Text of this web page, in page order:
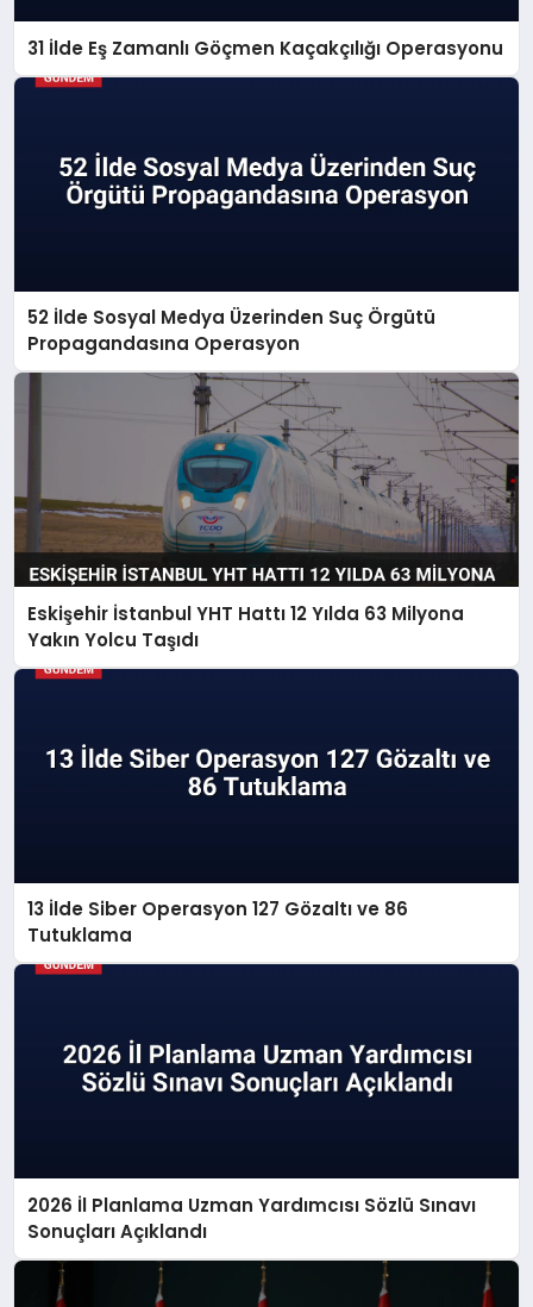
31 İlde Eş Zamanlı Göçmen Kaçakçılığı Operasyonu
52 İlde Sosyal Medya Üzerinden Suç Örgütü
Propagandasına Operasyon
Eskişehir İstanbul YHT Hattı 12 Yılda 63 Milyona
Yakın Yolcu Taşıdı
13 İlde Siber Operasyon 127 Gözaltı ve 86
Tutuklama
2026 İl Planlama Uzman Yardımcısı Sözlü Sınavı
Sonuçları Açıklandı